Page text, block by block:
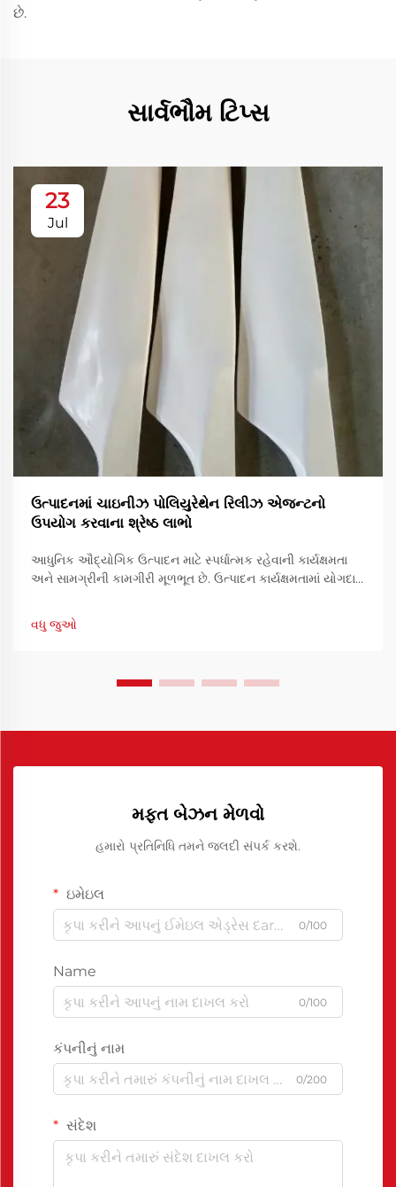
છે.
સાર્વભૌમ ટિપ્સ
23
Jul
ઉત્પાદનમાં ચાઇનીઝ પોલિયુરેથેન રિલીઝ એજન્ટનો
ઉપયોગ કરવાના શ્રેષ્ઠ લાભો
આધુનિક ઔદ્યોગિક ઉત્પાદન માટે સ્પર્ધાત્મક રહેવાની કાર્યક્ષમતા
અને સામગ્રીની કામગીરી મૂળભૂત છે. ઉત્પાદન કાર્યક્ષમતામાં યોગદાન
વધુ જુઓ
મફત બેઝન મેળવો
હમારો પ્રતિનિધિ તમને જલદી સંપર્ક કરશે.
ઇમેઇલ
0/100
Name
0/100
કંપનીનું નામ
0/200
સંદેશ